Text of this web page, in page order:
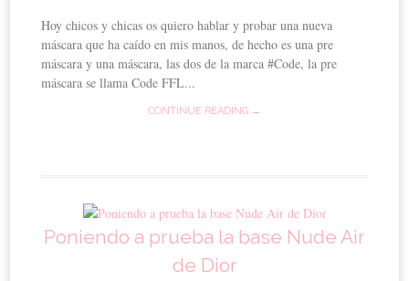
Hoy chicos y chicas os quiero hablar y probar una nueva
máscara que ha caído en mis manos, de hecho es una pre
máscara y una máscara, las dos de la marca #Code, la pre
máscara se llama Code FFL...
CONTINUE READING →
Poniendo a prueba la base Nude Air
de Dior